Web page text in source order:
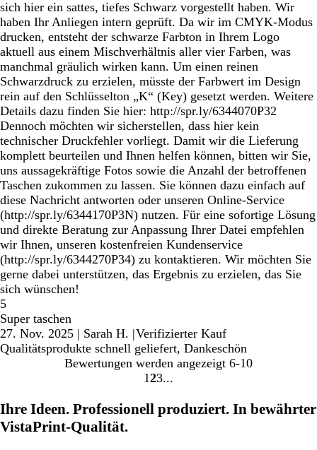
sich hier ein sattes, tiefes Schwarz vorgestellt haben. Wir
haben Ihr Anliegen intern geprüft. Da wir im CMYK-Modus
drucken, entsteht der schwarze Farbton in Ihrem Logo
aktuell aus einem Mischverhältnis aller vier Farben, was
manchmal gräulich wirken kann. Um einen reinen
Schwarzdruck zu erzielen, müsste der Farbwert im Design
rein auf den Schlüsselton „K“ (Key) gesetzt werden. Weitere
Details dazu finden Sie hier: http://spr.ly/6344070P32
Dennoch möchten wir sicherstellen, dass hier kein
technischer Druckfehler vorliegt. Damit wir die Lieferung
komplett beurteilen und Ihnen helfen können, bitten wir Sie,
uns aussagekräftige Fotos sowie die Anzahl der betroffenen
Taschen zukommen zu lassen. Sie können dazu einfach auf
diese Nachricht antworten oder unseren Online-Service
(http://spr.ly/6344170P3N) nutzen. Für eine sofortige Lösung
und direkte Beratung zur Anpassung Ihrer Datei empfehlen
wir Ihnen, unseren kostenfreien Kundenservice
(http://spr.ly/6344270P34) zu kontaktieren. Wir möchten Sie
gerne dabei unterstützen, das Ergebnis zu erzielen, das Sie
sich wünschen!
5
Super taschen
27. Nov. 2025 | Sarah H. |Verifizierter Kauf
Qualitätsprodukte schnell geliefert, Dankeschön
Bewertungen werden angezeigt 6-10
Gehe
Seite
1 Gehe
Seite
2Gehe
Seite
3
Ihre Ideen. Professionell produziert. In bewährter
VistaPrint-Qualität.